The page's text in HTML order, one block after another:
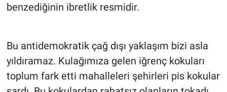
benzediğinin ibretlik resmidir.
Bu antidemokratik çağ dışı yaklaşım bizi asla
yıldıramaz. Kulağımıza gelen iğrenç kokuları
toplum fark etti mahalleleri şehirleri pis kokular